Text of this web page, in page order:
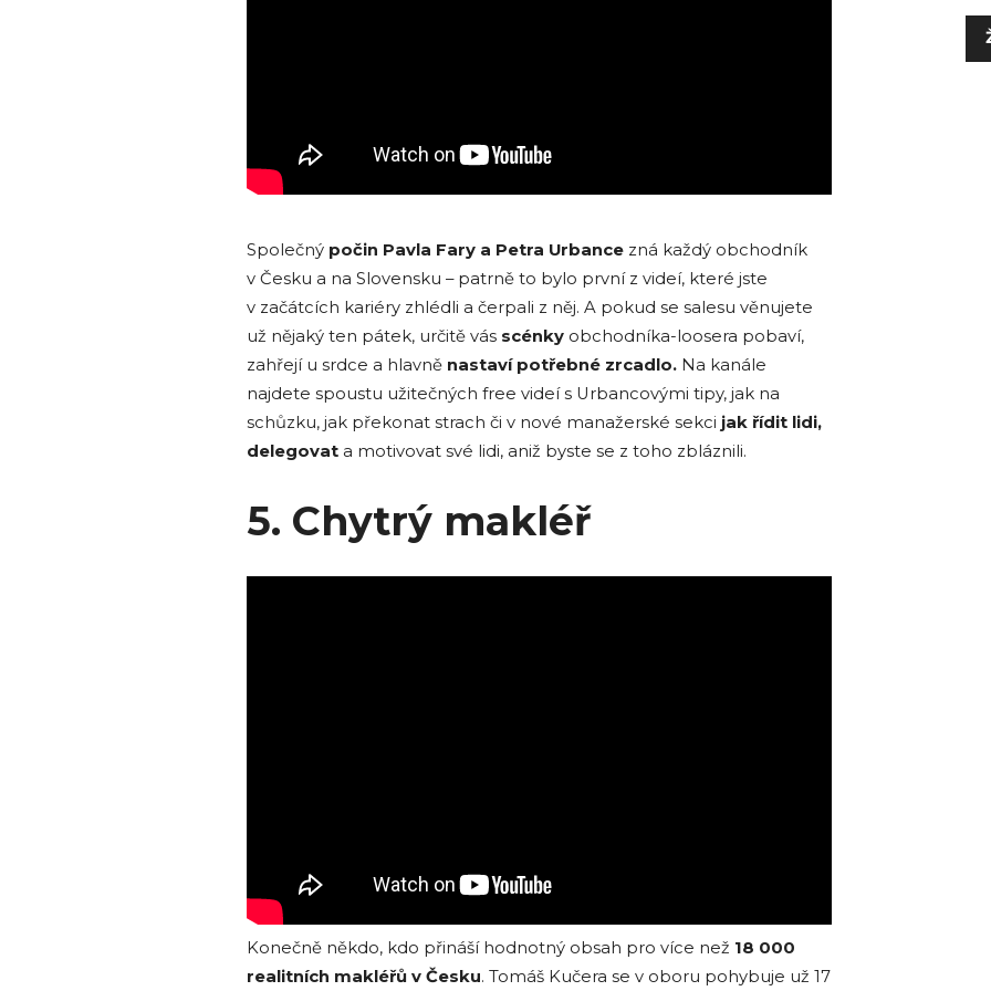
Společnýpočin Pavla Fary a Petra Urbancezná každý obchodník
v Česku a na Slovensku – patrně to bylo první z videí, které jste
v začátcích kariéry zhlédli a čerpali z něj. A pokud se salesu věnujete
už nějaký ten pátek, určitě vás scénkyobchodníka-loosera pobaví,
zahřejí u srdce a hlavně nastaví potřebné zrcadlo.Na kanále
najdete spoustu užitečných free videí s Urbancovými tipy, jak na
schůzku, jak překonat strach či v nové manažerské sekci jak řídit lidi,
delegovata motivovat své lidi, aniž byste se z toho zbláznili.
5. Chytrý makléř
Konečně někdo, kdo přináší hodnotný obsah pro více než 18 000
realitních makléřů v Česku. Tomáš Kučera se v oboru pohybuje už 17